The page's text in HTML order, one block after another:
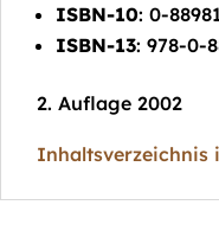
ISBN-10: 0-
ISBN-13: 978-0-
2. Auflage 2002
Inhaltsverzeichnis